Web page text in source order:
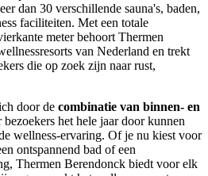
dan 30 verschillende sauna's, baden,
faciliteiten. Met een totale
meter behoort Thermen
van Nederland en trekt
die op zoek zijn naar rust,
door de combinatie van binnen- en
bezoekers het hele jaar door kunnen
wellness-ervaring. Of je nu kiest voor
ontspannend bad of een
Thermen Berendonck biedt voor elk